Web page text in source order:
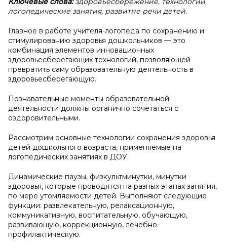
логопедические занятия, развитие речи детей.
Главное в работе учителя-логопеда по сохранению и
стимулированию здоровья дошкольников — это
комбинация элементов инновационных
здоровьесберегающих технологий, позволяющей
превратить саму образовательную деятельность в
здоровьесберегающую.
Познавательные моменты образовательной
деятельности должны органично сочетаться с
оздоровительными.
Рассмотрим основные технологии сохранения здоровья
детей дошкольного возраста, применяемые на
логопедических занятиях в ДОУ.
Динамические паузы, физкультминутки, минутки
здоровья, которые проводятся на разных этапах занятия,
по мере утомляемости детей. Выполняют следующие
функции: развлекательную, релаксационную,
коммуникативную, воспитательную, обучающую,
развивающую, коррекционную, лечебно-
профилактическую.